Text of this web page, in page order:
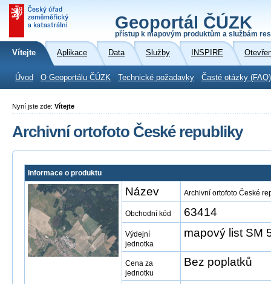
Geoportál ČÚZK
přístup k mapovým produktům a službám
Vítejte Aplikace Data Služby INSPIRE
Úvod O Geoportálu ČÚZK Technické požadavky Časté otázky (FAQ)
Nyní jste zde: Vítejte
Archivní ortofoto České republiky
Informace o produktu
Název Archivní ortofoto České
Obchodní kód 63414
Výdejní
jednotka
mapový list SM
Cena za
jednotku
Bez poplatků